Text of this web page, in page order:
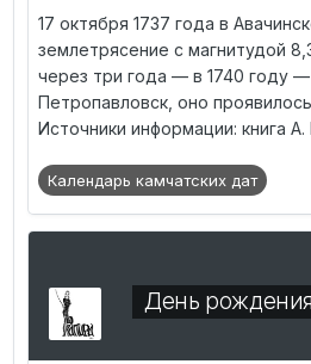
17 октября 1737 года в
землетрясение с магнитудой
через три года — в 1740 году
Петропавловск, оно
Источники информации: книга А.
Календарь камчатских дат
День